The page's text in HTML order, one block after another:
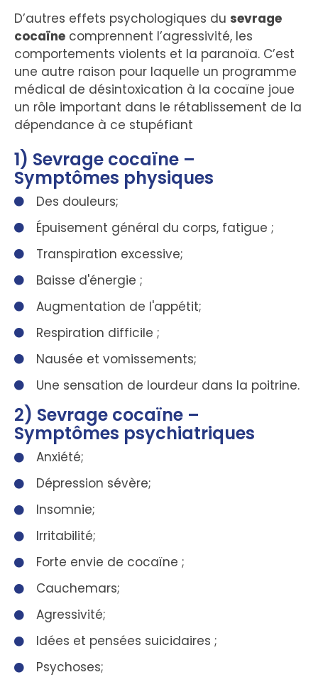
D’autres effets psychologiques du sevrage
cocaïne comprennent l’agressivité, les
comportements violents et la paranoïa. C’est
une autre raison pour laquelle un programme
médical de désintoxication à la cocaïne joue
un rôle important dans le rétablissement de la
dépendance à ce stupéfiant
1) Sevrage cocaïne –
Symptômes physiques
Des douleurs;
Épuisement général du corps, fatigue ;
Transpiration excessive;
Baisse d'énergie ;
Augmentation de l'appétit;
Respiration difficile ;
Nausée et vomissements;
Une sensation de lourdeur dans la poitrine.
2) Sevrage cocaïne –
Symptômes psychiatriques
Anxiété;
Dépression sévère;
Insomnie;
Irritabilité;
Forte envie de cocaïne ;
Cauchemars;
Agressivité;
Idées et pensées suicidaires ;
Psychoses;